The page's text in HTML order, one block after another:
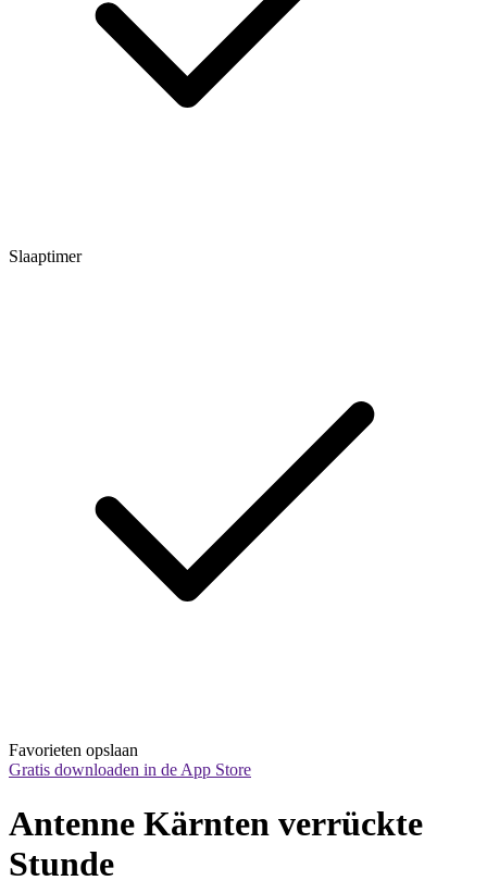
Slaaptimer
Favorieten opslaan
Gratis downloaden in de App Store
Antenne Kärnten verrückte
Stunde